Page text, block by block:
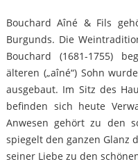
Bouchard Aîné & Fils
Burgunds. Die
Bouchard (1681-1755)
älteren („aîné“) Sohn
ausgebaut. Im Sitz des
befinden sich heute
Anwesen gehört zu den
spiegelt den ganzen Glanz
seiner Liebe zu den